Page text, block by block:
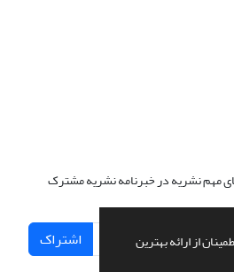
از ارائه بهترین
مهم نشریه در خبرنامه نشریه مشترک
اشتراک